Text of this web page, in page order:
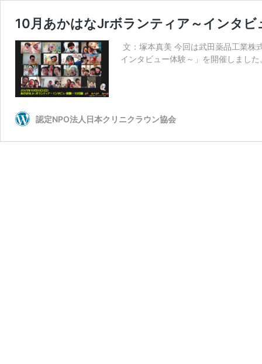
10月あかはなJrボランティア～インタビ
文：塚本真美 今回は武田薬品工業株
インタビュー体験～」を開催しまし
認定NPO法人日本クリニクラウン協会